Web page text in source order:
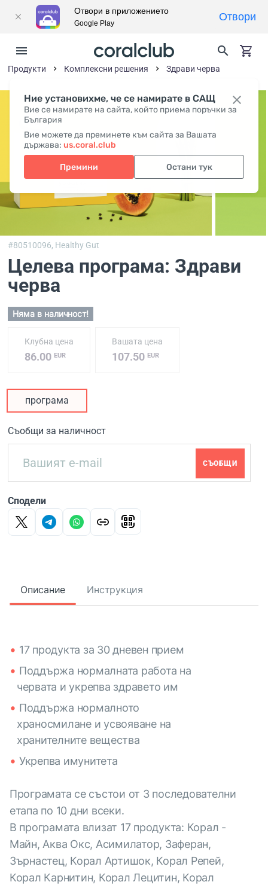
Ние установихме, че се намирате в САЩ
Вие се намирате на сайта, който приема поръчки за
България
Вие можете да преминете към сайта за Вашата
държава: us.coral.club
Премини Остани тук
Продукти Комплексни решения Здрави черва
#80510096, Healthy Gut
Целева програма: Здрави
черва
Няма в наличност!
Клубна цена
86.00 EUR
Вашата цена
107.50EUR
програма
Съобщи за наличност
СЪОБЩИ
Сподели
Описание Инструкция
17 продукта за 30 дневен прием
Поддържа нормалната работа на
червата и укрепва здравето им
Поддържа нормалното
храносмилане и усвояване на
хранителните вещества
Укрепва имунитета
Програмата се състои от 3 последователни
етапа по 10 дни всеки.
В програмата влизат 17 продукта: Корал -
Майн, Аква Окс, Асимилатор, Заферан,
Зърнастец, Корал Артишок, Корал Репей,
Корал Карнитин, Корал Лецитин, Корал
Отвори в приложението
Google Play
Отвори